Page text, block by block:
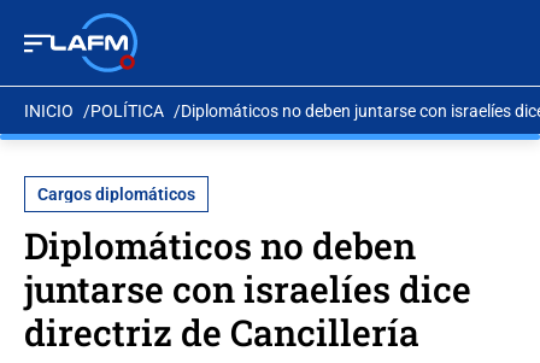
INICIO POLÍTICA Diplomáticos no deben juntarse con israelíes
Cargos diplomáticos
Diplomáticos no deben
juntarse con israelíes dice
directriz de Cancillería